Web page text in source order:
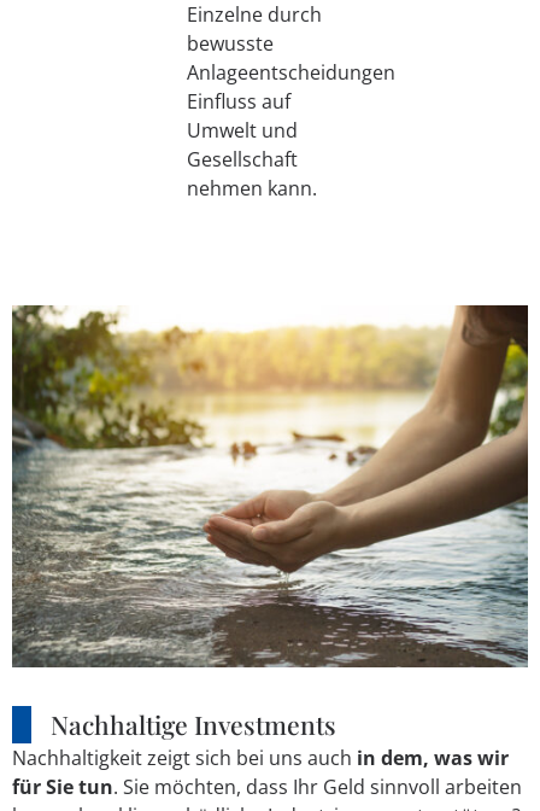
Einzelne durch
bewusste
Anlageentscheidungen
Einfluss auf
Umwelt und
Gesellschaft
nehmen kann.
Nachhaltige Investments
Nachhaltigkeit zeigt sich bei uns auch in dem, was wir
für Sie tun. Sie möchten, dass Ihr Geld sinnvoll arbeiten